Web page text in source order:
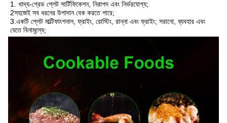
1. খাদ্য-গ্রেড প্লেট সার্টিফিকেশন, নিরাপদ এবং নির্ভরযোগ্য;
2সহজেই সব ধরনের উপাদান বেক করতে পারে;
3.একটি প্লেট মাল্টিফাংশনাল, ফ্রাইং, রোস্টিং, রান্না এবং ফ্রাইং; সরানো, ব্যবহার এবং
যেতে বিনামূল্যে;